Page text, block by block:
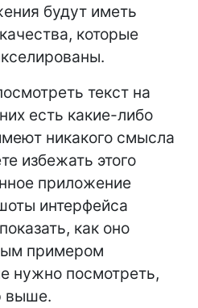
будут иметь
которые
текст на
есть какие-либо
никакого смысла
избежать этого
приложение
интерфейса
как оно
примером
нужно посмотреть,
выше.